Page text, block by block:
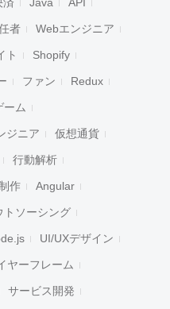
者 Webエンジニア
ト Shopify
ファン Redux
ーム
ジニア 仮想通貨
行動解析
作 Angular
トソーシング
UI/UXデザイン
ヤーフレーム
サービス開発